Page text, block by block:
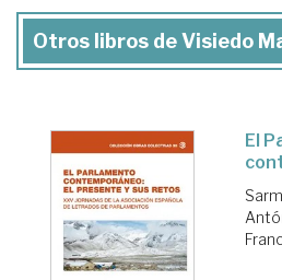
Otros libros de Visiedo
El